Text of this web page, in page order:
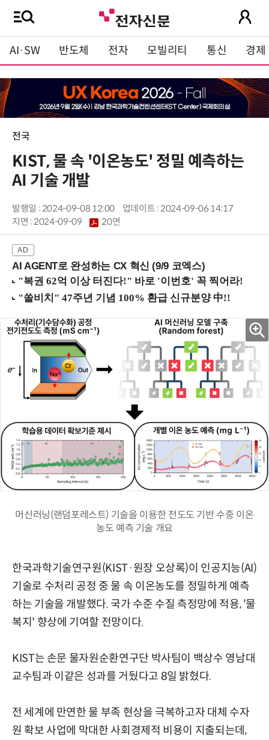
AI·SW 반도체 전자 모빌리티 통신 경제
전국
KIST, 물 속 '이온농도' 정밀 예측하는
AI 기술 개발
발행일 : 2024-09-08 12:00
업데이트 : 2024-09-06 14:17
지면 :2024-09-09 20면
AI AGENT로 완성하는 CX 혁신 (9/9 코엑스)
머신러닝(랜덤포레스트) 기술을 이용한 전도도 기반 수중 이온
농도 예측 기술 개요
한국과학기술연구원(KIST·원장 오상록)이 인공지능(AI)
기술로 수처리 공정 중 물 속 이온농도를 정밀하게 예측
하는 기술을 개발했다. 국가 수준 수질 측정망에 적용, '물
복지' 향상에 기여할 전망이다.
KIST는 손문 물자원순환연구단 박사팀이 백상수 영남대
교수팀과 이같은 성과를 거뒀다고 8일 밝혔다.
전 세계에 만연한 물 부족 현상을 극복하고자 대체 수자
원 확보 사업에 막대한 사회경제적 비용이 지출되는데,